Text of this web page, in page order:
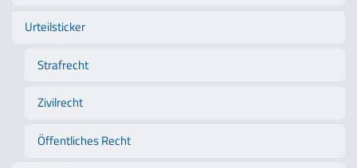
Urteilsticker
Strafrecht
Zivilrecht
Öffentliches Recht